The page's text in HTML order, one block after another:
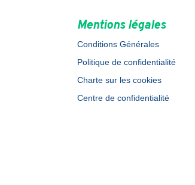
Mentions légales
Conditions Générales
Politique de confidentialité
Charte sur les cookies
Centre de confidentialité